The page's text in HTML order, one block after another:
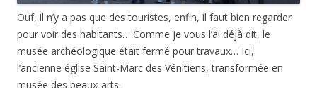
Ouf, il n’y a pas que des touristes, enfin, il faut bien regarder
pour voir des habitants… Comme je vous l’ai déjà dit, le
musée archéologique était fermé pour travaux… Ici,
l’ancienne église Saint-Marc des Vénitiens, transformée en
musée des beaux-arts.